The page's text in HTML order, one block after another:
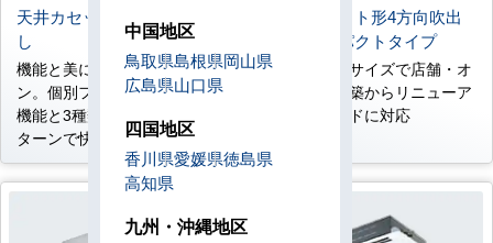
天井カセット形4方向吹出
し
機能と美にこだわったデザイ
ン。個別フラップポジション
機能と3種類のスイングパ
ターンで快適に。
天井カセット形4方向吹出
し コンパクトタイプ
コンパクトサイズで店舗・オ
フィスの新築からリニューア
ルまでワイドに対応
中国地区
鳥取県島根県岡山県
広島県山口県
四国地区
香川県愛媛県徳島県
高知県
九州・沖縄地区